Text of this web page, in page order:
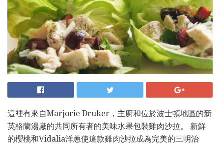
這裡有來自Marjorie Druker，主廚和位於波士頓地區的新
英格蘭湯廠的共同所有者的美味水果包裝雞肉沙拉。 新鮮
的櫻桃和Vidalia洋蔥使這款雞肉沙拉成為完美的三明治